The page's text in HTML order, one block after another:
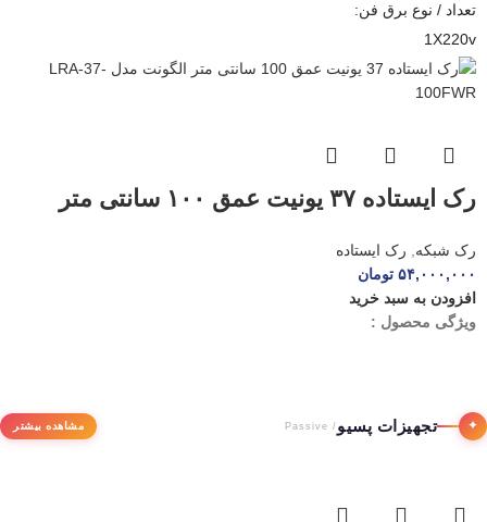
تعداد / نوع برق فن:
1X220v
رک ایستاده ۳۷ یونیت عمق ۱۰۰ سانتی متر
رک شبکه
رک ایستاده
۵۴,۰۰۰,۰۰۰ تومان
افزودن به سبد خرید
ویژگی محصول :
✦ تجهیزات پسیو / Passive مشاهده بیشتر